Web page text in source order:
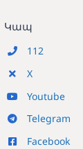
Կապ
112
X
Youtube
Telegram
Facebook